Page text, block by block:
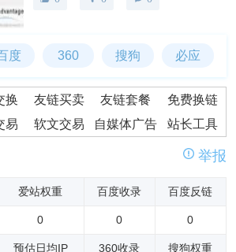
度 360 搜狗 必应
换 友链买卖 友链套餐
免费换链
易 软文交易 自媒体广告 站长工具
举报
爱站权重 百度收录 百度反链
0 0 0
预估日均IP 360收录 搜狗权重